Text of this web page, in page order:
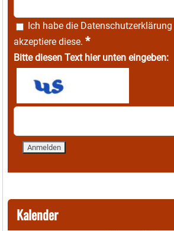
Ich habe die Datenschutzerklärung
akzeptiere diese. *
Bitte diesen Text hier unten eingeben:
Kalender